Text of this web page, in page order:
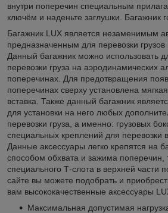
внутри поперечин специальным
ключём и наденьте заглушки. Багажник
Багажник LUX является незаменимым
предназначенным для перевозки
Данный багажник можно использовать
перевозки груза на аэродинамических
поперечинах. Для предотвращения
поперечинах сверху установлена
вставка. Также данный багажник
для установки на него любых
перевозки груза, а именно: грузовых
специальных креплений для перевозки
Данные аксессуары легко крепятся на
способом обхвата и зажима поперечин,
специального Т-слота в верхней части
сайте вы можете подобрать и
вам высококачественные аксессуары
Максимальная допустимая